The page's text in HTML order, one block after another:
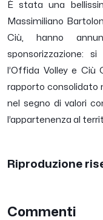
È stata una
Massimiliano
Ciù, hanno
sponsorizzazione:
l’Offida Volley e Ciù
rapporto consolidato
nel segno di valori
l’appartenenza al
Riproduzione
Commenti